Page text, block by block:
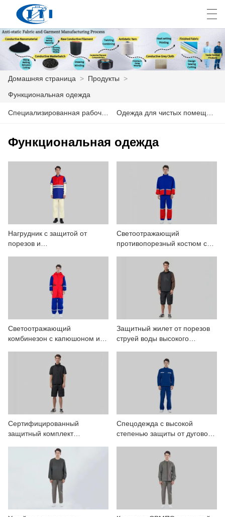
ДОМАШНЯЯ СТРАНИЦА
ПРОДУКТЫ
КАСТОМИЗАЦИЯ
О НАС
СВЯЖИТЕСЬ С НАМИ
العربية česky Deutsch English
Домашняя страница > Продукты >
Функциональная одежда
Функциональная одежда
Нагрудник с защитой от
порезов и
Светоотражающий
противопорезный костюм со
Светоотражающий
комбинезон с капюшоном и
Защитный жилет от порезов
струей воды высокого
Сертифицированный
защитный комплект
рукавом, устойчивый к
Спецодежда с высокой
степенью защиты от дугового